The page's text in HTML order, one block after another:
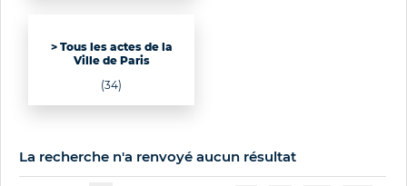
> Tous les actes de la
Ville de Paris
(34)
La recherche n'a renvoyé aucun résultat